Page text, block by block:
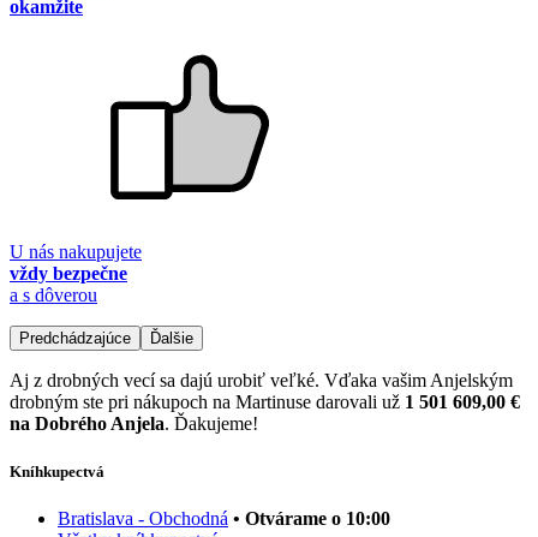
okamžite
U nás nakupujete
vždy bezpečne
a s dôverou
Predchádzajúce Ďalšie
Aj z drobných vecí sa dajú urobiť veľké. Vďaka vašim Anjelským
drobným ste pri nákupoch na Martinuse darovali už 1 501 609,00 €
na Dobrého Anjela. Ďakujeme!
Kníhkupectvá
Bratislava - Obchodná • Otvárame o 10:00